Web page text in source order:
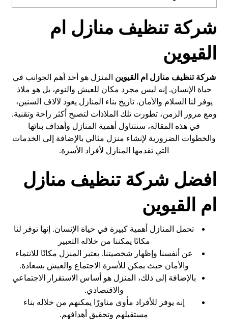
شركة تنظيف منازل ام
القيوين
شركة تنظيف منازل ام القيوين المنزل هو أحد أهم الجوانب في
حياة الإنسان. إنه ليس مجرد مكان للعيش والنوم، بل هو ملاذ
يوفر لنا السلام والأمان. تاريخ بناء المنازل يعود لآلاف السنين،
ومع مرور الزمن، تطورت تلك الملاذات لتصبح أكثر راحة وتقنية.
في هذه المقالة، سنتناول أهمية المنازل وأهداف بنائها
والخطوات الضرورية لإنشاء منزل مثالي بالإضافة إلى الخدمات
التي تقدمها المنازل لأفراد الأسرة.
افضل شركة تنظيف منازل
ام القيوين
تحمل المنازل أهمية كبيرة في حياة الإنسان. إنها توفر لنا
مكانًا يمكننا من خلاله التعبير
عن أنفسنا وإظهار شخصيتنا. يعتبر المنزل مكانًا للانتماء
والأمان حيث يمكن للأسرة الاجتماع والعيش بسعادة.
بالإضافة إلى ذلك، المنزل هو أساس الاستقرار الاجتماعي
والاقتصادي.
إنه يوفر للأفراد مأوى مناورًا يمكنهم من خلاله بناء
مستقبلهم وتحقيق أهدافهم.